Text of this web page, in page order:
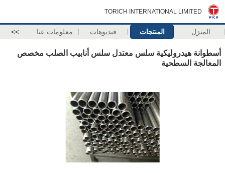
TORICH INTERNATIONAL LIMITED
المنزل المنتجات فيديوهات معلومات عنا >>
أسطوانة هيدروليكية سلس معتدل سلس أنابيب الصلب مخصص
المعالجة السطحية